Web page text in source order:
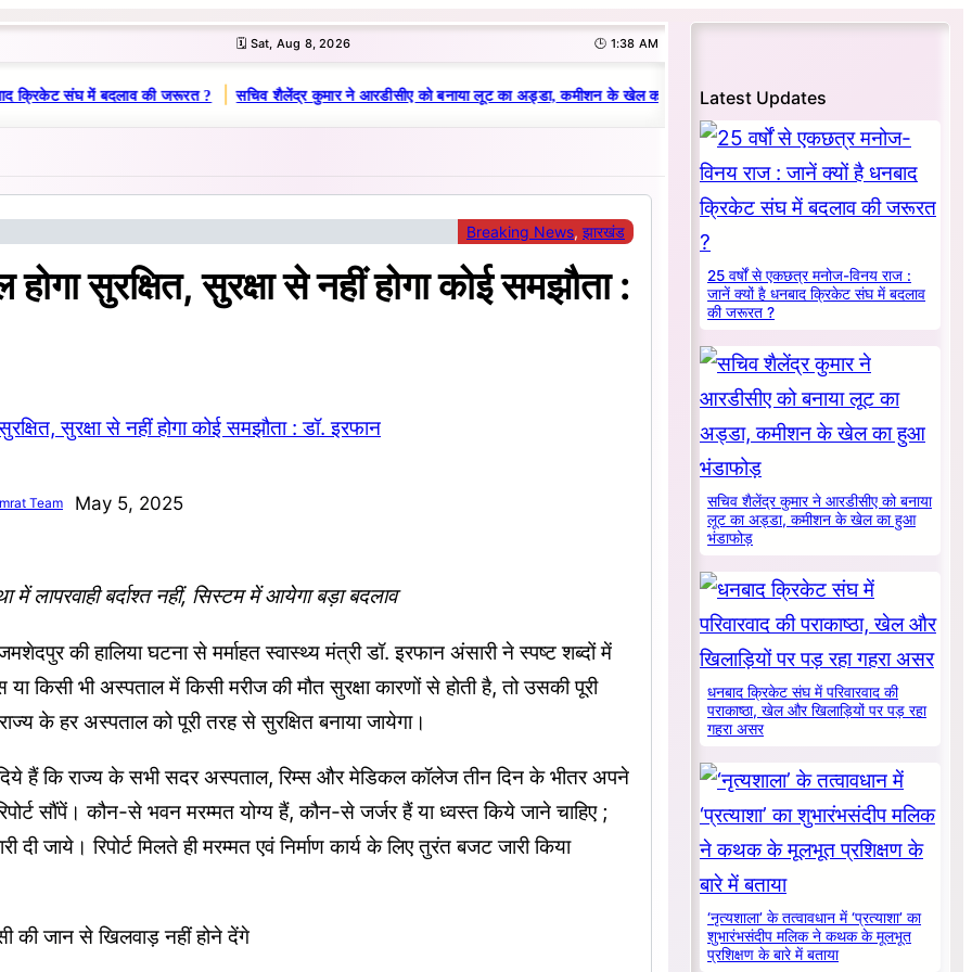
🗓️ Sat, Aug 8, 2026 🕒 1:38 AM
क्रिकेट संघ में बदलाव की जरूरत ? | सचिव शैलेंद्र कुमार ने आरडीसीए को बनाया लूट का अड्डा, कमीशन के खेल का हुआ भंडाफोड़ | धनबाद क्रिकेट संघ में परिवारवाद की
Breaking News, झारखंड
सुरक्षित, सुरक्षा से नहीं होगा कोई समझौता :
Team May 5, 2025
में लापरवाही बर्दाश्त नहीं, सिस्टम में आयेगा बड़ा बदलाव
की हालिया घटना से मर्माहत स्वास्थ्य मंत्री डॉ. इरफान अंसारी ने स्पष्ट शब्दों में
या किसी भी अस्पताल में किसी मरीज की मौत सुरक्षा कारणों से होती है, तो उसकी पूरी
के हर अस्पताल को पूरी तरह से सुरक्षित बनाया जायेगा।
दिये हैं कि राज्य के सभी सदर अस्पताल, रिम्स और मेडिकल कॉलेज तीन दिन के भीतर अपने
सौंपें। कौन-से भवन मरम्मत योग्य हैं, कौन-से जर्जर हैं या ध्वस्त किये जाने चाहिए ;
दी जाये। रिपोर्ट मिलते ही मरम्मत एवं निर्माण कार्य के लिए तुरंत बजट जारी किया
की जान से खिलवाड़ नहीं होने देंगे
Latest Updates
25 वर्षों से एकछत्र मनोज-विनय राज :
जानें क्यों है धनबाद क्रिकेट संघ में बदलाव
की जरूरत ?
सचिव शैलेंद्र कुमार ने आरडीसीए को बनाया
लूट का अड्डा, कमीशन के खेल का हुआ
भंडाफोड़
धनबाद क्रिकेट संघ में परिवारवाद की
पराकाष्ठा, खेल और खिलाड़ियों पर पड़ रहा
गहरा असर
‘नृत्यशाला’ के तत्वावधान में ‘प्रत्याशा’ का
शुभारंभसंदीप मलिक ने कथक के मूलभूत
प्रशिक्षण के बारे में बताया